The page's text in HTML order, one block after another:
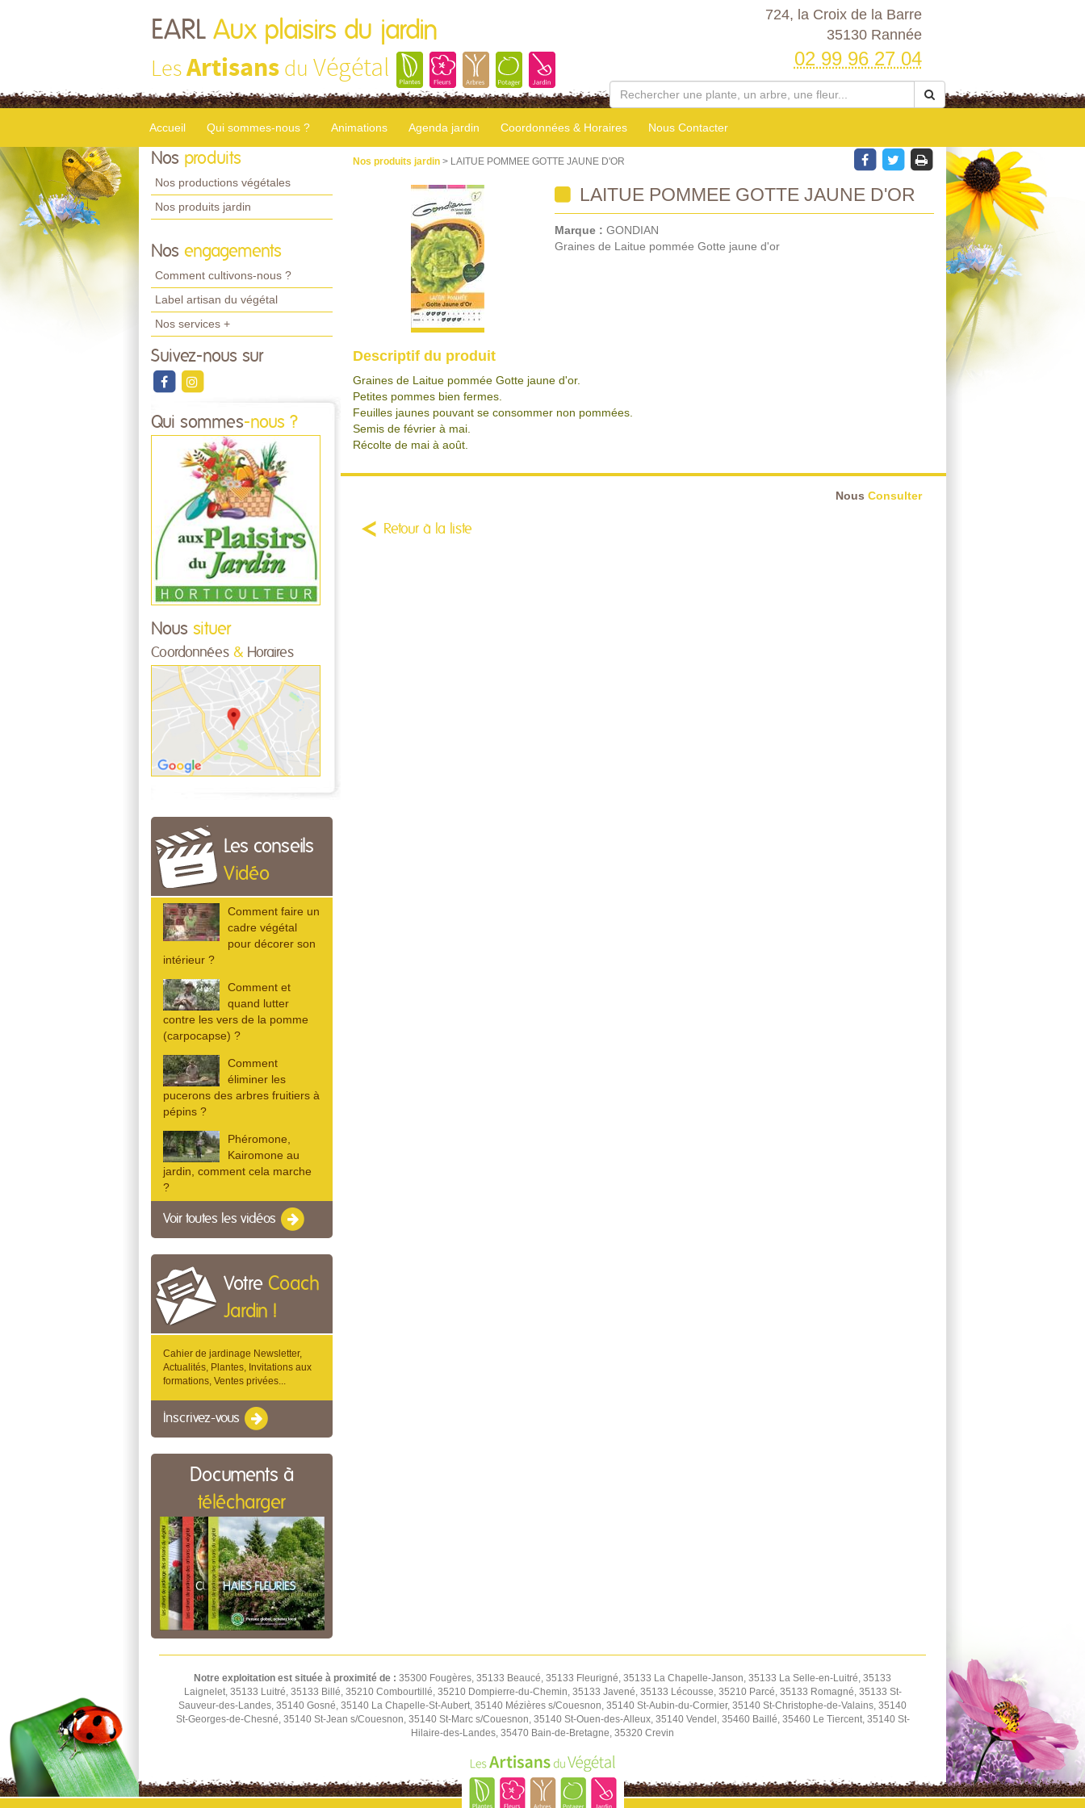
EARL Aux plaisirs du jardin
LesArtisans du Végétal
724, la Croix de la Barre
35130 Rannée
02 99 96 27 04
Accueil Qui sommes-nous ? Animations Agenda jardin Coordonnées & Horaires Nous Contacter
Nos produits
Nos productions végétales
Nos produits jardin
Nos engagements
Comment cultivons-nous ?
Label artisan du végétal
Nos services +
Suivez-nous sur
Qui sommes-nous ?
Nous situer
Coordonnées & Horaires
Les conseils
Vidéo
Comment faire un
cadre végétal
pour décorer son
intérieur ?
Comment et
quand lutter
contre les vers de la pomme
(carpocapse) ?
Comment
éliminer les
pucerons des arbres fruitiers à
pépins ?
Phéromone,
Kairomone au
jardin, comment cela marche
?
Voir toutes les vidéos
Votre Coach
Jardin !
Cahier de jardinage Newsletter,
Actualités, Plantes, Invitations aux
formations, Ventes privées...
Inscrivez-vous
Documents à
télécharger
Nos produits jardin > LAITUE POMMEE GOTTE JAUNE D'OR
LAITUE POMMEE GOTTE JAUNE D'OR
Marque : GONDIAN
Graines de Laitue pommée Gotte jaune d'or
Descriptif du produit
Graines de Laitue pommée Gotte jaune d'or.
Petites pommes bien fermes.
Feuilles jaunes pouvant se consommer non pommées.
Semis de février à mai.
Récolte de mai à août.
Nous Consulter
Retour à la liste
Notre exploitation est située à proximité de : 35300 Fougères, 35133 Beaucé, 35133 Fleurigné, 35133 La Chapelle-Janson, 35133 La Selle-en-Luitré, 35133
Laignelet, 35133 Luitré, 35133 Billé, 35210 Combourtillé, 35210 Dompierre-du-Chemin, 35133 Javené, 35133 Lécousse, 35210 Parcé, 35133 Romagné, 35133 St-
Sauveur-des-Landes, 35140 Gosné, 35140 La Chapelle-St-Aubert, 35140 Mézières s/Couesnon, 35140 St-Aubin-du-Cormier, 35140 St-Christophe-de-Valains, 35140
St-Georges-de-Chesné, 35140 St-Jean s/Couesnon, 35140 St-Marc s/Couesnon, 35140 St-Ouen-des-Alleux, 35140 Vendel, 35460 Baillé, 35460 Le Tiercent, 35140 St-
Hilaire-des-Landes, 35470 Bain-de-Bretagne, 35320 Crevin